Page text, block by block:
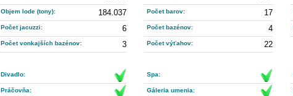
Objem lode (tony): 184.037 Počet barov: 17
Počet jacuzzi: 6 Počet bazénov: 4
Počet vonkajších bazénov: 3 Počet výťahov: 22
Divadlo: Spa:
Práčovňa: Gáleria umenia: